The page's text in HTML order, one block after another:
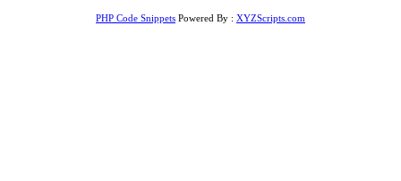
PHP Code Snippets Powered By : XYZScripts.com